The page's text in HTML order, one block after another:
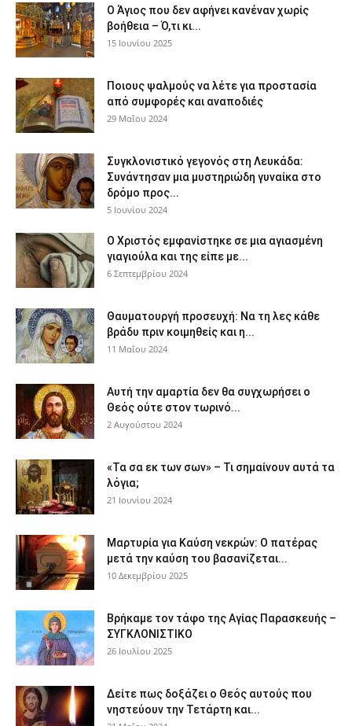
Ο Άγιος που δεν αφήνει κανέναν χωρίς
βοήθεια – Ό,τι κι...
15 Ιουνίου 2025
Ποιους ψαλμούς να λέτε για προστασία
από συμφορές και αναποδιές
29 Μαΐου 2024
Συγκλονιστικό γεγονός στη Λευκάδα:
Συνάντησαν μια μυστηριώδη γυναίκα στο
δρόμο προς...
5 Ιουνίου 2024
Ο Χριστός εμφανίστηκε σε μια αγιασμένη
γιαγιούλα και της είπε με...
6 Σεπτεμβρίου 2024
Θαυματουργή προσευχή: Να τη λες κάθε
βράδυ πριν κοιμηθείς και η...
11 Μαΐου 2024
Αυτή την αμαρτία δεν θα συγχωρήσει ο
Θεός ούτε στον τωρινό...
2 Αυγούστου 2024
«Τα σα εκ των σων» – Τι σημαίνουν αυτά τα
λόγια;
21 Ιουνίου 2024
Μαρτυρία για Καύση νεκρών: Ο πατέρας
μετά την καύση του βασανίζεται...
10 Δεκεμβρίου 2025
Βρήκαμε τον τάφο της Αγίας Παρασκευής –
ΣΥΓΚΛΟΝΙΣΤΙΚΟ
26 Ιουλίου 2025
Δείτε πως δοξάζει ο Θεός αυτούς που
νηστεύουν την Τετάρτη και...